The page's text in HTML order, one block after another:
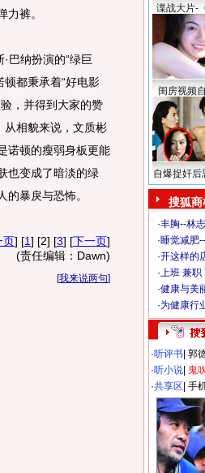
裤。
巴纳扮演的“绿巨
顿都秉承着“好电影
，并得到大家的赞
从相貌来说，文质彬
诺顿的瘦弱身板更能
也变成了暗淡的绿
暴戾与恐怖。
页] [1] [2] [3] [下一页]
(责任编辑：Dawn)
[我来说两句]
谍战大片-
闺房视频
自爆捉奸后
搜狐商
·丰胸--林
·睡觉减肥
·开这样的
·上班 兼职
·健康与美
·为健康行
·听评书 郭
·听小说 鬼
·共享区 手